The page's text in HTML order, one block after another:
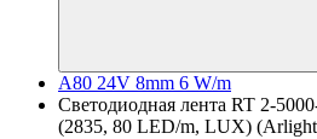
A80 24V 8mm 6 W/m
Светодиодная лента RT 2-
(2835, 80 LED/m, LUX)